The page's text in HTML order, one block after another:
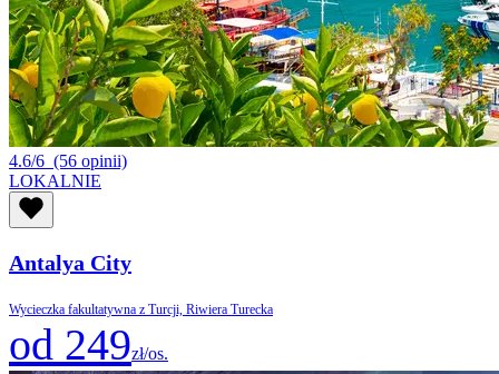
4.6/6 (56 opinii)
LOKALNIE
Antalya City
Wycieczka fakultatywna z Turcji, Riwiera Turecka
od 249zł/os.